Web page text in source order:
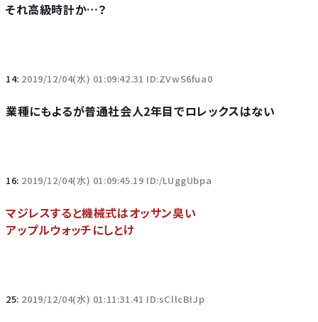
それ高級時計か…？
14: 2019/12/04(水) 01:09:42.31 ID:ZVwS6fua0
業種にもよるが普通社会人2年目でロレックスはない
16: 2019/12/04(水) 01:09:45.19 ID:/LUggUbpa
マジレスすると機械式はオッサン臭い
アップルウォッチにしとけ
25: 2019/12/04(水) 01:11:31.41 ID:sCllcBIJp